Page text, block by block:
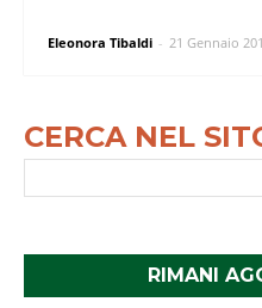
Eleonora Tibaldi - 21 Gennaio
CERCA NEL
RIMANI